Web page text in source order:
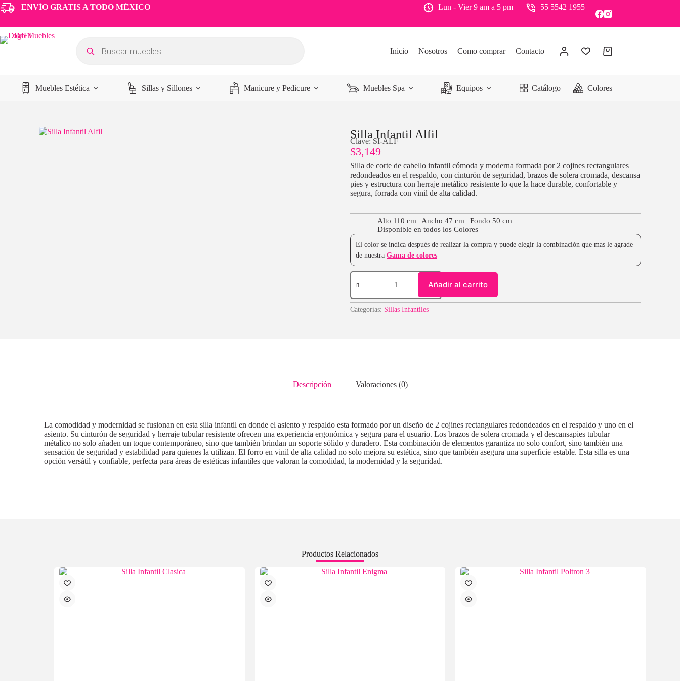
ENVÍO GRATIS A TODO MÉXICO Lun - Vier 9 am a 5 pm 55 5542 1955
Inicio Nosotros Como comprar Contacto
Muebles Estética Sillas y Sillones Manicure y Pedicure Muebles Spa Equipos Catálogo Colores
Silla Infantil Alfil
Clave: SI-ALF
$3,149
Silla de corte de cabello infantil cómoda y moderna formada por 2 cojines rectangulares
redondeados en el respaldo, con cinturón de seguridad, brazos de solera cromada, descansa
pies y estructura con herraje metálico resistente lo que la hace durable, confortable y
segura, forrada con vinil de alta calidad.
Alto 110 cm | Ancho 47 cm | Fondo 50 cm
Disponible en todos los Colores
El color se indica después de realizar la compra y puede elegir la combinación que mas le agrade
de nuestra Gama de colores
Añadir al carrito
Categorías: Sillas Infantiles
Descripción Valoraciones (0)
La comodidad y modernidad se fusionan en esta silla infantil en donde el asiento y respaldo esta formado por un diseño de 2 cojines rectangulares redondeados en el respaldo y uno en el
asiento. Su cinturón de seguridad y herraje tubular resistente ofrecen una experiencia ergonómica y segura para el usuario. Los brazos de solera cromada y el descansapies tubular
métalico no solo añaden un toque contemporáneo, sino que también brindan un soporte sólido y duradero. Esta combinación de elementos garantiza no solo confort, sino también una
sensación de seguridad y estabilidad para quienes la utilizan. El forro en vinil de alta calidad no solo mejora su estética, sino que también asegura una superficie estable. Esta silla es una
opción versátil y confiable, perfecta para áreas de estéticas infantiles que valoran la comodidad, la modernidad y la seguridad.
Productos Relacionados